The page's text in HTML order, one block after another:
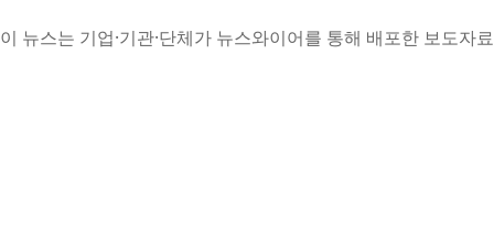
이 뉴스는 기업·기관·단체가 뉴스와이어를 통해 배포한 보도자